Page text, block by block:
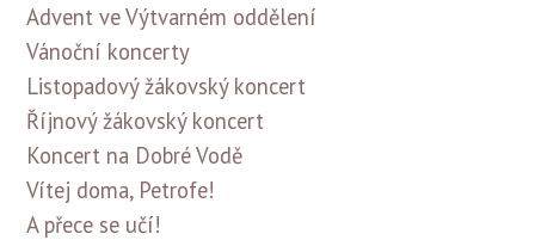
Advent ve Výtvarném oddělení
Vánoční koncerty
Listopadový žákovský koncert
Říjnový žákovský koncert
Koncert na Dobré Vodě
Vítej doma, Petrofe!
A přece se učí!